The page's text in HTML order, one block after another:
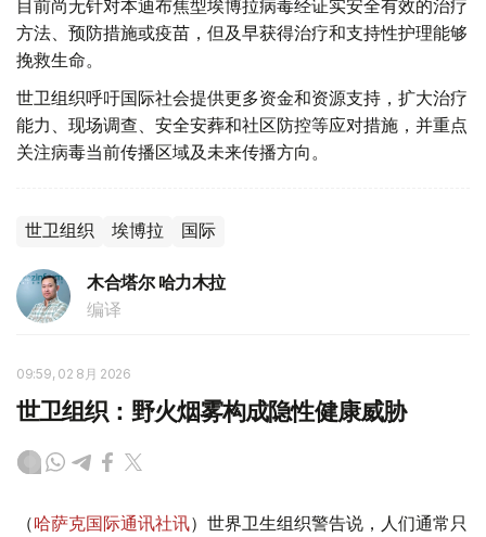
目前尚无针对本迪布焦型埃博拉病毒经证实安全有效的治疗
方法、预防措施或疫苗，但及早获得治疗和支持性护理能够
挽救生命。
世卫组织呼吁国际社会提供更多资金和资源支持，扩大治疗
能力、现场调查、安全安葬和社区防控等应对措施，并重点
关注病毒当前传播区域及未来传播方向。
世卫组织 埃博拉 国际
木合塔尔 哈力木拉
编译
09:59, 02 8月 2026
世卫组织：野火烟雾构成隐性健康威胁
（哈萨克国际通讯社讯）世界卫生组织警告说，人们通常只